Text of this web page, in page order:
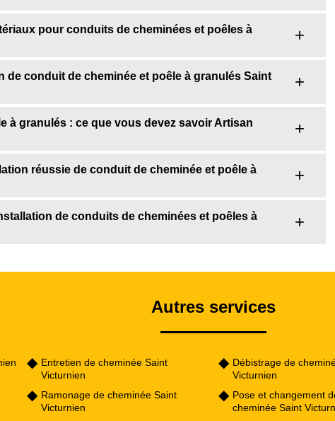
pour conduits de cheminées et poêles à
conduit de cheminée et poêle à granulés Saint
à granulés : ce que vous devez savoir Artisan
réussie de conduit de cheminée et poêle à
de conduits de cheminées et poêles à
Autres services
Entretien de cheminée Saint
Victurnien
Ramonage de cheminée Saint
Victurnien
Débistrage de
Victurnien
Pose et changement
cheminée Saint